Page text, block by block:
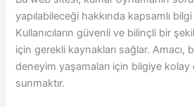
yapılabileceği hakkında kapsamlı
Kullanıcıların güvenli ve bilinçli bir
için gerekli kaynakları sağlar. Amacı,
deneyim yaşamaları için bilgiye kolay
sunmaktır.